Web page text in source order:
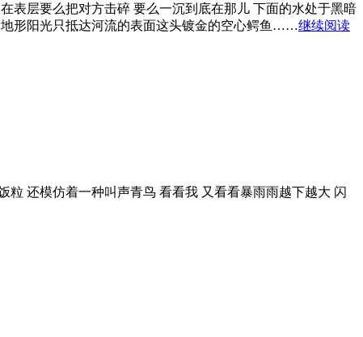
表层要么把对方击碎 要么一沉到底在那儿 下面的水处于黑暗
形阳光只抵达河流的表面这头镀金的空心鳄鱼……继续阅读
还模仿着一种叫声青鸟 看看我 又看看暴雨雨越下越大 闪